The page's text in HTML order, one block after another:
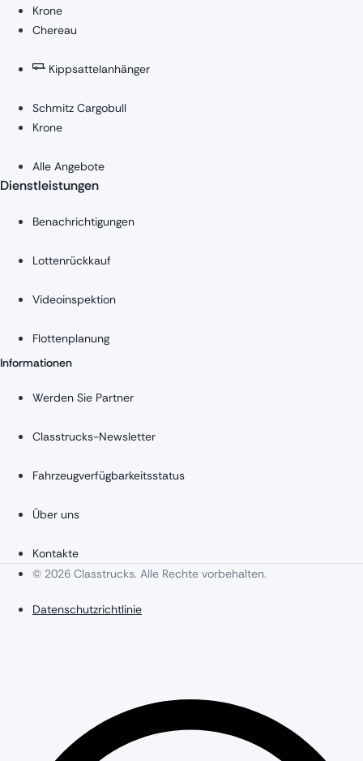
Krone
Chereau
Kippsattelanhänger
Schmitz Cargobull
Krone
Alle Angebote
Dienstleistungen
Benachrichtigungen
Lottenrückkauf
Videoinspektion
Flottenplanung
Informationen
Werden Sie Partner
Classtrucks-Newsletter
Fahrzeugverfügbarkeitsstatus
Über uns
Kontakte
© 2026 Classtrucks. Alle Rechte vorbehalten.
Datenschutzrichtlinie